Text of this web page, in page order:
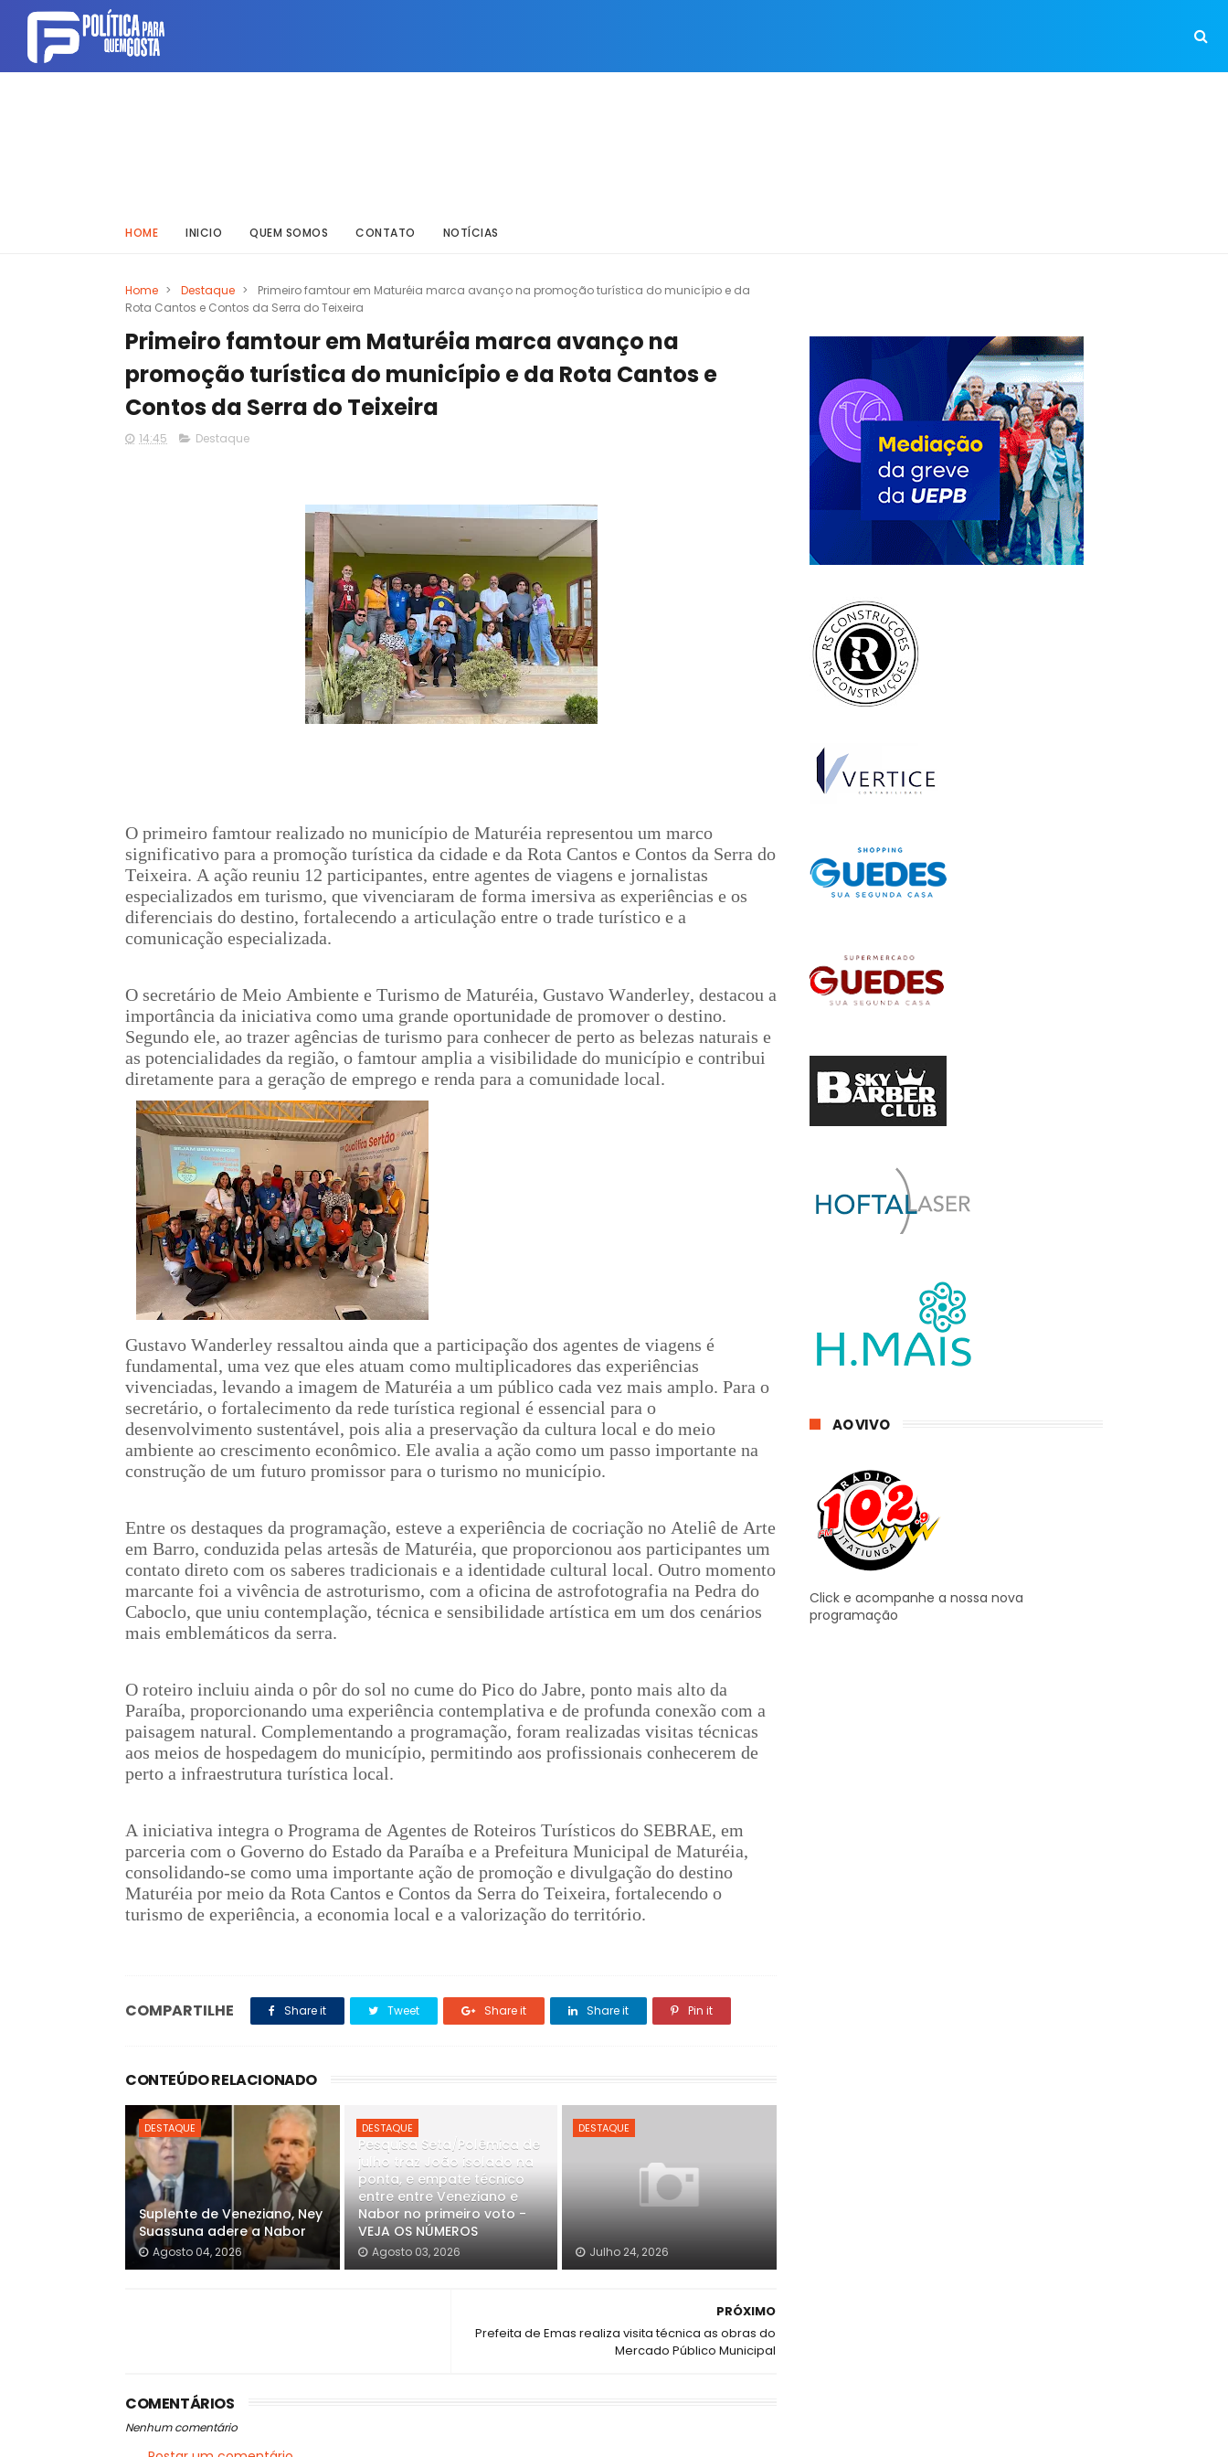
HOME INICIO QUEM SOMOS CONTATO NOTÍCIAS
Home > Destaque >
Primeiro famtour em Maturéia marca avanço na promoção turística do município e da
Rota Cantos e Contos da Serra do Teixeira
Primeiro famtour em Maturéia marca avanço na
promoção turística do município e da Rota Cantos e
Contos da Serra do Teixeira
14:45 Destaque
O primeiro famtour realizado no município de Maturéia representou um marco
significativo para a promoção turística da cidade e da Rota Cantos e Contos da Serra do
Teixeira. A ação reuniu 12 participantes, entre agentes de viagens e jornalistas
especializados em turismo, que vivenciaram de forma imersiva as experiências e os
diferenciais do destino, fortalecendo a articulação entre o trade turístico e a
comunicação especializada.
O secretário de Meio Ambiente e Turismo de Maturéia, Gustavo Wanderley, destacou a
importância da iniciativa como uma grande oportunidade de promover o destino.
Segundo ele, ao trazer agências de turismo para conhecer de perto as belezas naturais e
as potencialidades da região, o famtour amplia a visibilidade do município e contribui
diretamente para a geração de emprego e renda para a comunidade local.
Gustavo Wanderley ressaltou ainda que a participação dos agentes de viagens é
fundamental, uma vez que eles atuam como multiplicadores das experiências
vivenciadas, levando a imagem de Maturéia a um público cada vez mais amplo. Para o
secretário, o fortalecimento da rede turística regional é essencial para o
desenvolvimento sustentável, pois alia a preservação da cultura local e do meio
ambiente ao crescimento econômico. Ele avalia a ação como um passo importante na
construção de um futuro promissor para o turismo no município.
Entre os destaques da programação, esteve a experiência de cocriação no Ateliê de Arte
em Barro, conduzida pelas artesãs de Maturéia, que proporcionou aos participantes um
contato direto com os saberes tradicionais e a identidade cultural local. Outro momento
marcante foi a vivência de astroturismo, com a oficina de astrofotografia na Pedra do
Caboclo, que uniu contemplação, técnica e sensibilidade artística em um dos cenários
mais emblemáticos da serra.
O roteiro incluiu ainda o pôr do sol no cume do Pico do Jabre, ponto mais alto da
Paraíba, proporcionando uma experiência contemplativa e de profunda conexão com a
paisagem natural. Complementando a programação, foram realizadas visitas técnicas
aos meios de hospedagem do município, permitindo aos profissionais conhecerem de
perto a infraestrutura turística local.
A iniciativa integra o Programa de Agentes de Roteiros Turísticos do SEBRAE, em
parceria com o Governo do Estado da Paraíba e a Prefeitura Municipal de Maturéia,
consolidando-se como uma importante ação de promoção e divulgação do destino
Maturéia por meio da Rota Cantos e Contos da Serra do Teixeira, fortalecendo o
turismo de experiência, a economia local e a valorização do território.
COMPARTILHE Share it Tweet Share it Share it Pin it
CONTEÚDO RELACIONADO
DESTAQUE
Suplente de Veneziano, Ney
Suassuna adere a Nabor
Agosto 04, 2026
DESTAQUE
Pesquisa Seta/Polêmica de
julho traz João isolado na
ponta, e empate técnico
entre entre Veneziano e
Nabor no primeiro voto -
VEJA OS NÚMEROS
Agosto 03, 2026
DESTAQUE
Julho 24, 2026
PRÓXIMO
Prefeita de Emas realiza visita técnica as obras do
Mercado Público Municipal
COMENTÁRIOS
Nenhum comentário
AO VIVO
Click e acompanhe a nossa nova
programação